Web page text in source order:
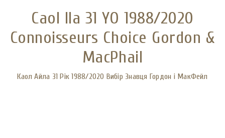
Caol Ila 31 YO 1988/2020
Connoisseurs Choice Gordon &
MacPhail
Каол Айла 31 Рік 1988/2020 Вибір Знавця Гордон і МакФейл